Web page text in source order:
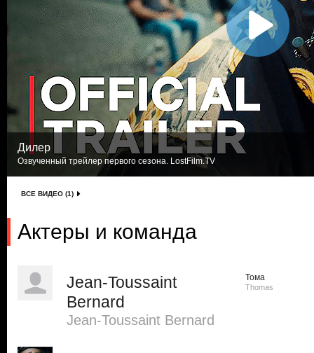
Дилер
Озвученный трейлер первого сезона. LostFilm.TV
ВСЕ ВИДЕО (1)
Актеры и команда
Jean-Toussaint
Bernard
Jean-Toussaint Bernard
Тома
Thomas